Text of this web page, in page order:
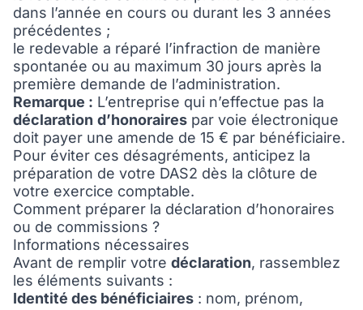
dans l’année en cours ou durant les 3 années
précédentes ;
le redevable a réparé l’infraction de manière
spontanée ou au maximum 30 jours après la
première demande de l’administration.
Remarque : L’entreprise qui n’effectue pas la
déclaration d’honoraires par voie électronique
doit payer une amende de 15 € par bénéficiaire.
Pour éviter ces désagréments, anticipez la
préparation de votre DAS2 dès la clôture de
votre exercice comptable.
Comment préparer la déclaration d’honoraires
ou de commissions ?
Informations nécessaires
Avant de remplir votre déclaration, rassemblez
les éléments suivants :
Identité des bénéficiaires : nom, prénom,